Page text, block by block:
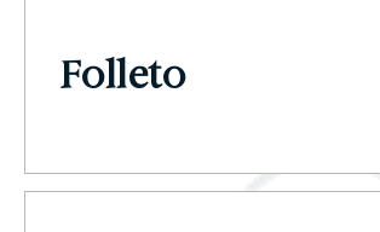
Folleto